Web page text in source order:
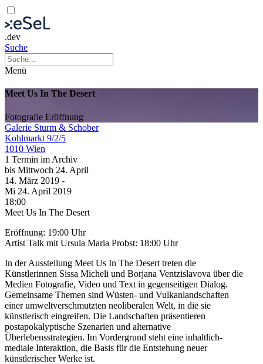
.dev
Suche
Menü
Meet Us In The Desert
Fotografie Eröffnung
Galerie Sturm & Schober
Kohlmarkt 9/2/5
1010 Wien
1 Termin im Archiv
bis Mittwoch 24. April
14. März 2019 -
Mi 24. April 2019
18:00
Meet Us In The Desert
Eröffnung: 19:00 Uhr
Artist Talk mit Ursula Maria Probst: 18:00 Uhr
In der Ausstellung Meet Us In The Desert treten die
Künstlerinnen Sissa Micheli und Borjana Ventzislavova über die
Medien Fotografie, Video und Text in gegenseitigen Dialog.
Gemeinsame Themen sind Wüsten- und Vulkanlandschaften
einer umweltverschmutzten neoliberalen Welt, in die sie
künstlerisch eingreifen. Die Landschaften präsentieren
postapokalyptische Szenarien und alternative
Überlebensstrategien. Im Vordergrund steht eine inhaltlich-
mediale Interaktion, die Basis für die Entstehung neuer
künstlerischer Werke ist.